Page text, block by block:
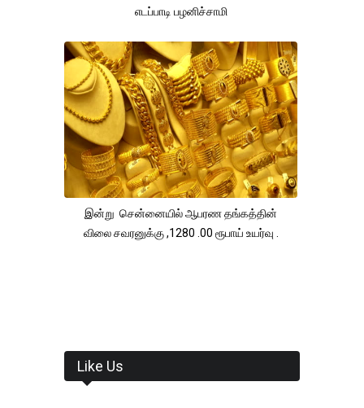
எடப்பாடி பழனிச்சாமி
இன்று சென்னையில் ஆபரண தங்கத்தின்
விலை சவரனுக்கு ,1280 .00 ரூபாய் உயர்வு .
Like Us